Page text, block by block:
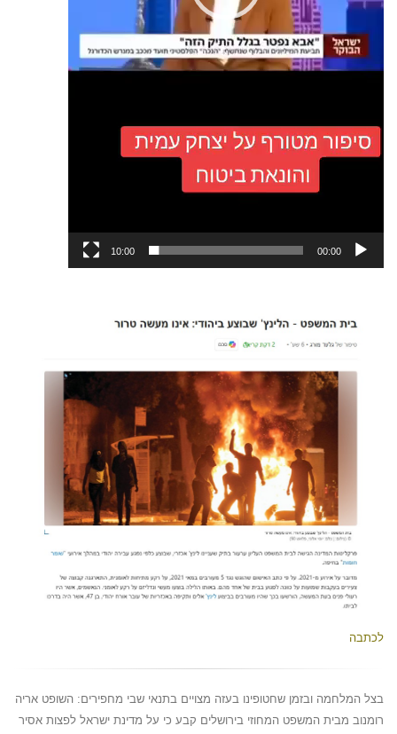
00:00
10:00
לכתבה
בצל המלחמה ובזמן שחטופינו בעזה מצויים בתנאי שבי מחפירים: השופט אריה
רומנוב מבית המשפט המחוזי בירושלים קבע כי על מדינת ישראל לפצות אסיר